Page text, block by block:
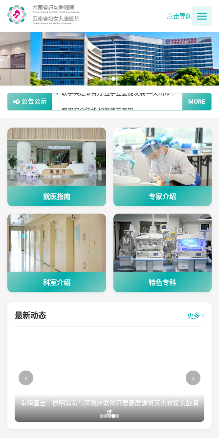
点击导航
📢 公告公示
• 精进急救诊疗 筑牢母婴防线 ——文山市妇幼保健院开展产后出血救治指南专项培训
• 以学促精强技能 规范诊疗提质效 ——文山市妇幼保健院开展口腔正畸专题培训
• 联学共建聚合力 互学互鉴促发展 —文山市妇幼保健院党总支开展公立医院联系民营医院“两新”组织联学活动
MORE
就医指南 专家介绍
科室介绍 特色专科
最新动态 更多 ›
‹
重磅直击｜昆明消防与区政府联动开展高层建筑灭火救援实战演
练
›